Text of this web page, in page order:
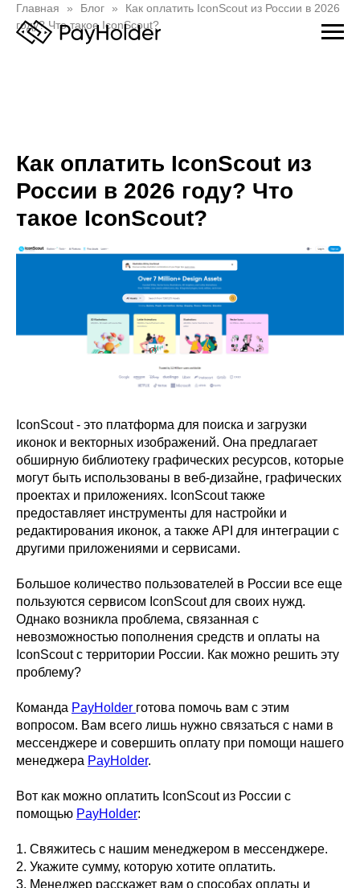
Главная Блог
Как оплатить IconScout из России в 2026
году? Что такое IconScout?
Как оплатить IconScout из
России в 2026 году? Что
такое IconScout?
IconScout - это платформа для поиска и загрузки
иконок и векторных изображений. Она предлагает
обширную библиотеку графических ресурсов, которые
могут быть использованы в веб-дизайне, графических
проектах и приложениях. IconScout также
предоставляет инструменты для настройки и
редактирования иконок, а также API для интеграции с
другими приложениями и сервисами.
Большое количество пользователей в России все еще
пользуются сервисом IconScout для своих нужд.
Однако возникла проблема, связанная с
невозможностью пополнения средств и оплаты на
IconScout с территории России. Как можно решить эту
проблему?
Команда PayHolder готова помочь вам с этим
вопросом. Вам всего лишь нужно связаться с нами в
мессенджере и совершить оплату при помощи нашего
менеджера PayHolder.
Вот как можно оплатить IconScout из России с
помощью PayHolder:
1. Свяжитесь с нашим менеджером в мессенджере.
2. Укажите сумму, которую хотите оплатить.
3. Менеджер расскажет вам о способах оплаты и